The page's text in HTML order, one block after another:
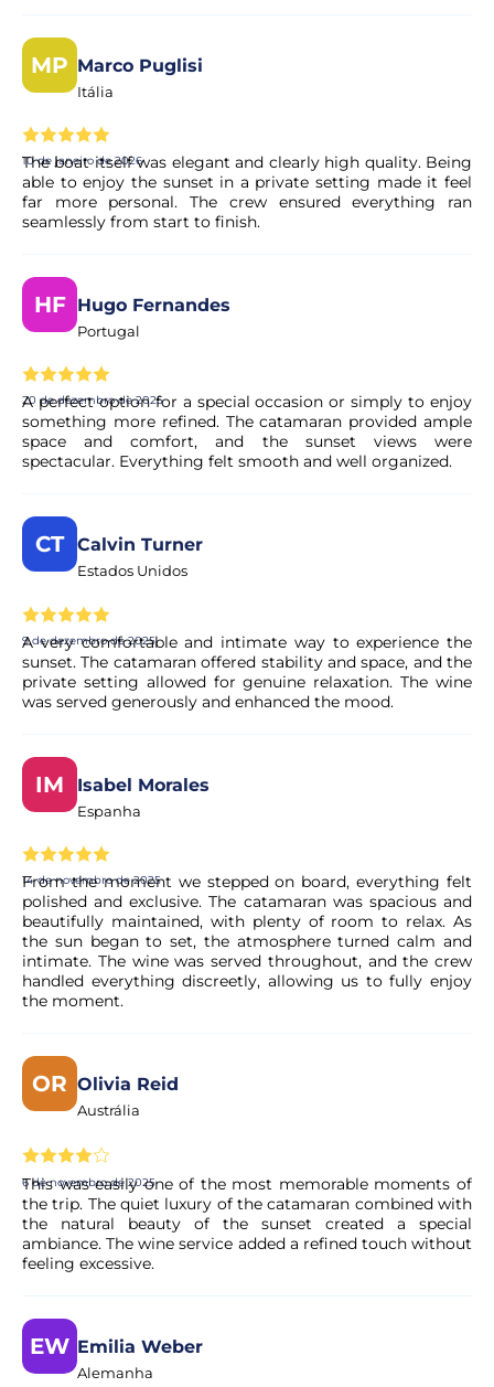
Sim, este é um tour privado para até 18 clientes.
Existe algum dress code para a atividade?
Aconselhamos sempre os clientes a trazerem roupa
quente e confortável, sapatos com sola de borracha,
chapéu e casaco.
Posso cancelar a minha reserva se os meus
planos mudarem?
cancelamento gratuito até um determinado prazo. As
condições exatas são apresentadas de forma clara na
página da experiência antes de concluir a reserva.
imediatamente?
Sim, a sua reserva é processada de imediato. O nosso
disponibilidade da experiência. Em poucos momentos,
recebe a confirmação no seu e-mail.
O pagamento é seguro?
Sim. Todos os pagamentos são processados através de
sistemas de pagamento seguros e encriptados,
garantindo total proteção dos seus dados pessoais e
financeiros.
MP Marco Puglisi
Itália
10 de janeiro de 2026
The boat itself was elegant and clearly high quality. Being
able to enjoy the sunset in a private setting made it feel
far more personal. The crew ensured everything ran
seamlessly from start to finish.
HF Hugo Fernandes
Portugal
20 de dezembro de 2025
A perfect option for a special occasion or simply to enjoy
something more refined. The catamaran provided ample
space and comfort, and the sunset views were
spectacular. Everything felt smooth and well organized.
CT Calvin Turner
Estados Unidos
9 de dezembro de 2025
A very comfortable and intimate way to experience the
sunset. The catamaran offered stability and space, and the
private setting allowed for genuine relaxation. The wine
was served generously and enhanced the mood.
IM Isabel Morales
Espanha
14 de novembro de 2025
From the moment we stepped on board, everything felt
polished and exclusive. The catamaran was spacious and
beautifully maintained, with plenty of room to relax. As
the sun began to set, the atmosphere turned calm and
intimate. The wine was served throughout, and the crew
handled everything discreetly, allowing us to fully enjoy
the moment.
OR Olivia Reid
Austrália
6 de novembro de 2025
This was easily one of the most memorable moments of
the trip. The quiet luxury of the catamaran combined with
the natural beauty of the sunset created a special
ambiance. The wine service added a refined touch without
feeling excessive.
EW Emilia Weber
Alemanha